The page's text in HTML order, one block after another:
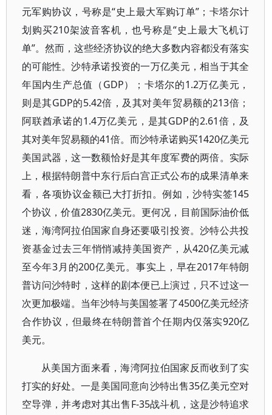
元军购协议，号称是“史上最大军购订单”；卡塔尔计
划购买210架波音客机，也号称是“史上最大飞机订
单”。然而，这些经济协议的绝大多数内容都没有落实
的可能性。沙特承诺投资的一万亿美元，相当于其全
年国内生产总值（GDP）；卡塔尔的1.2万亿美元，
则是其GDP的5.42倍，及其对美年贸易额的213倍；
阿联酋承诺的1.4万亿美元，是其GDP的2.61倍，及
其对美年贸易额的41倍。而沙特承诺购买1420亿美元
美国武器，这一数额恰好是其年度军费的两倍。实际
上，根据特朗普中东行后白宫正式公布的成果清单来
看，各项协议金额已大打折扣。例如，沙特实签145
个协议，价值2830亿美元。更何况，目前国际油价低
迷，海湾阿拉伯国家自身还要吸引投资。沙特公共投
资基金过去三年悄悄减持美国资产，从420亿美元减
至今年3月的200亿美元。事实上，早在2017年特朗
普访问沙特时，这样的剧本便已上演过，只不过这一
次更加极端。当年沙特与美国签署了4500亿美元经济
合作协议，但最终在特朗普首个任期内仅落实920亿
美元。
从美国方面来看，海湾阿拉伯国家反而收到了实
打实的好处。一是美国同意向沙特出售35亿美元空对
空导弹，并考虑对其出售F-35战斗机，这是沙特追求